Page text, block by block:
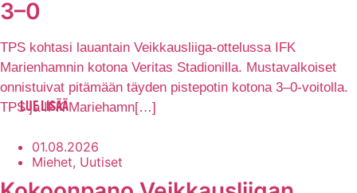
3–0
TPS kohtasi lauantain Veikkausliiga-ottelussa IFK
Marienhamnin kotona Veritas Stadionilla. Mustavalkoiset
onnistuivat pitämään täyden pistepotin kotona 3–0-voitolla.
TPS ja IFK Mariehamn[…]
LUE LISÄÄ
01.08.2026
Miehet, Uutiset